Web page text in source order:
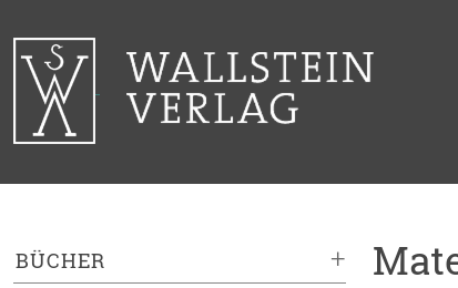
+
BÜCHER